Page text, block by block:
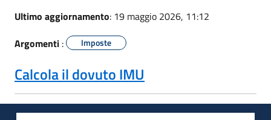
Ultimo aggiornamento: 19 maggio 2026, 11:12
Argomenti : Imposte
Calcola il dovuto IMU